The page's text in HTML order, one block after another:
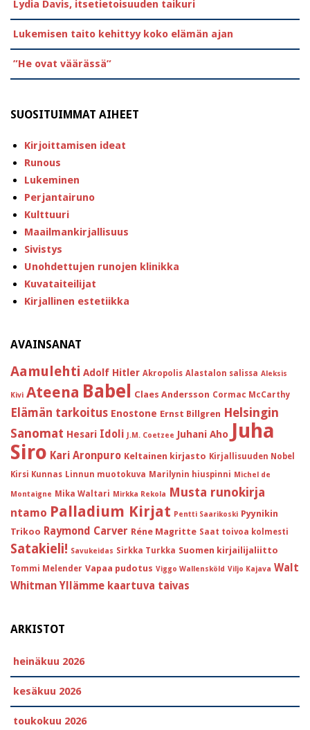
Lydia Davis, itsetietoisuuden taikuri
Lukemisen taito kehittyy koko elämän ajan
”He ovat väärässä”
SUOSITUIMMAT AIHEET
Kirjoittamisen ideat
Runous
Lukeminen
Perjantairuno
Kulttuuri
Maailmankirjallisuus
Sivistys
Unohdettujen runojen klinikka
Kuvataiteilijat
Kirjallinen estetiikka
AVAINSANAT
Aamulehti Adolf Hitler Akropolis Alastalon salissa Aleksis
Kivi Ateena Babel Claes Andersson Cormac McCarthy
Elämän tarkoitus Enostone Ernst Billgren Helsingin
Sanomat Hesari Idoli J.M. Coetzee Juhani Aho Juha
Siro Kari Aronpuro Keltainen kirjasto Kirjallisuuden Nobel
Kirsi Kunnas Linnun muotokuva Marilynin hiuspinni Michel de
Montaigne Mika Waltari Mirkka Rekola Musta runokirja
ntamo Palladium Kirjat Pentti Saarikoski Pyynikin
Trikoo Raymond Carver Réne Magritte Saat toivoa kolmesti
Satakieli! Savukeidas Sirkka Turkka Suomen kirjailijaliitto
Tommi Melender Vapaa pudotus Viggo Wallensköld Viljo Kajava Walt
Whitman Yllämme kaartuva taivas
ARKISTOT
heinäkuu 2026
kesäkuu 2026
toukokuu 2026